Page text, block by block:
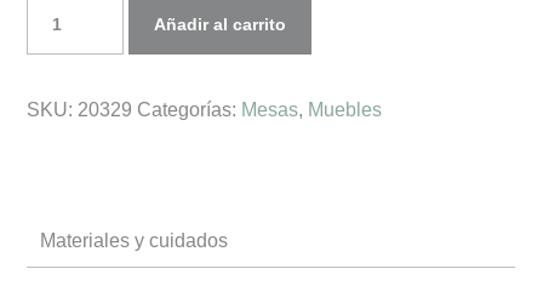
Centro
Añadir al carrito
SKU: 20329 Categorías: Mesas, Muebles
Materiales y cuidados